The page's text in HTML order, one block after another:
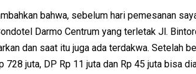
bahwa, sebelum hari pemesanan
Darmo Centrum yang terletak Jl.
dan saat itu juga ada terdakwa. Setelah
728 juta, DP Rp 11 juta dan Rp 45 juta bisa